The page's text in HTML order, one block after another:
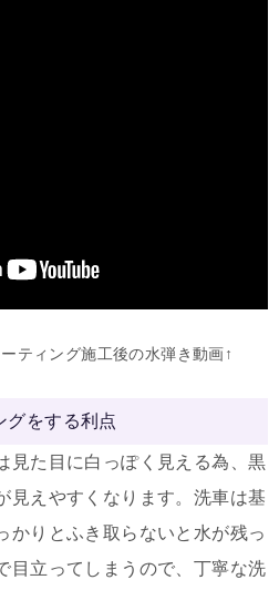
ティング施工後の水弾き動画↑
グをする利点
見た目に白っぽく見える為、黒
見えやすくなります。洗車は基
かりとふき取らないと水が残っ
目立ってしまうので、丁寧な洗